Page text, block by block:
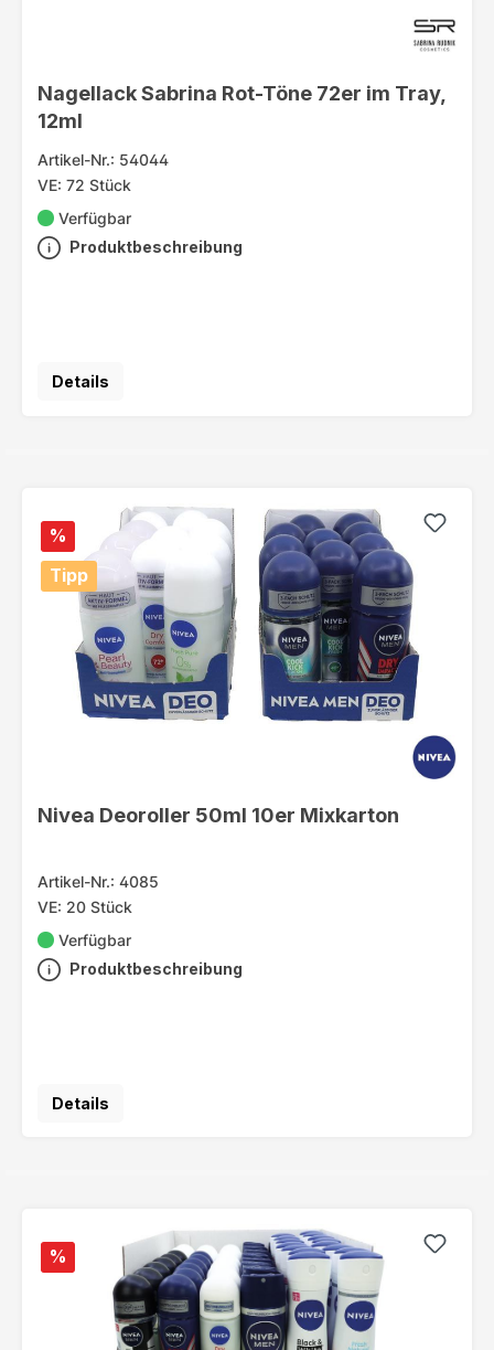
Nagellack Sabrina Rot-Töne 72er im Tray,
12ml
Artikel-Nr.: 54044
VE: 72 Stück
Verfügbar
Produktbeschreibung
Details
%
Tipp
Nivea Deoroller 50ml 10er Mixkarton
Artikel-Nr.: 4085
VE: 20 Stück
Verfügbar
Produktbeschreibung
Details
%